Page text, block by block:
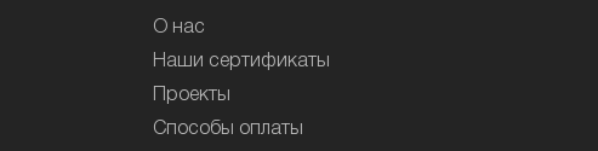
О нас
Наши сертификаты
Проекты
Способы оплаты